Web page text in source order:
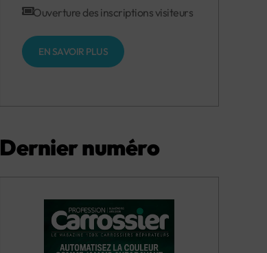
Ouverture des inscriptions visiteurs
EN SAVOIR PLUS
Dernier numéro